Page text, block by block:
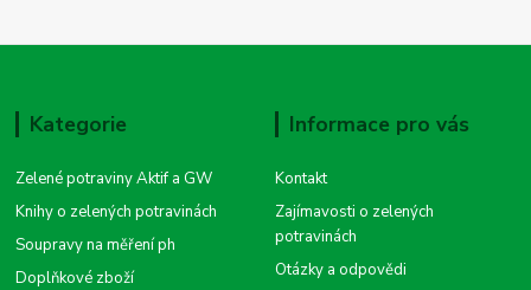
Kategorie
Zelené potraviny Aktif a GW
Knihy o zelených potravinách
Soupravy na měření ph
Doplňkové zboží
Informace pro vás
Kontakt
Zajímavosti o zelených
potravinách
Otázky a odpovědi